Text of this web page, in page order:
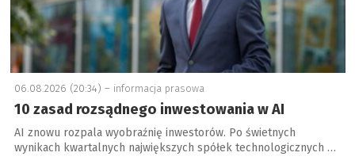
06.08.2026 (20:34) – informacja prasowa
10 zasad rozsądnego inwestowania w AI
AI znowu rozpala wyobraźnię inwestorów. Po świetnych
wynikach kwartalnych największych spółek technologicznych …